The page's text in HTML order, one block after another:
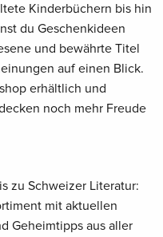
Kinderbüchern bis hin
du Geschenkideen
und bewährte Titel
auf einen Blick.
erhältlich und
noch mehr Freude
zu Schweizer Literatur:
mit aktuellen
Geheimtipps aus aller